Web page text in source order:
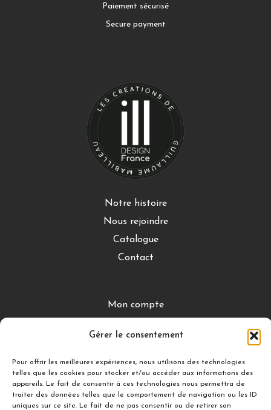
Gérer le consentement
Pour offrir les meilleures expériences, nous utilisons des technologies
telles que les cookies pour stocker et/ou accéder aux informations des
appareils. Le fait de consentir à ces technologies nous permettra de
traiter des données telles que le comportement de navigation ou les ID
uniques sur ce site. Le fait de ne pas consentir ou de retirer son
Paiement sécurisé
Secure payment
Notre histoire
Nous rejoindre
Catalogue
Contact
Mon compte
Conditions de retour
DÉCOUVRIR